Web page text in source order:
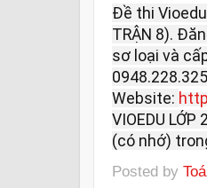
Đề thi
TRẬN 8).
sơ loại và
Website:
VIOEDU LỚP
(có nhớ)
Posted by